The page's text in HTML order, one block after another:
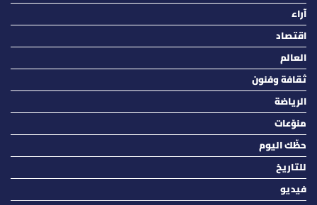
آراء
اقتصاد
العالم
ثقافة وفنون
الرياضة
منوّعات
حظّك اليوم
للتاريخ
فيديو